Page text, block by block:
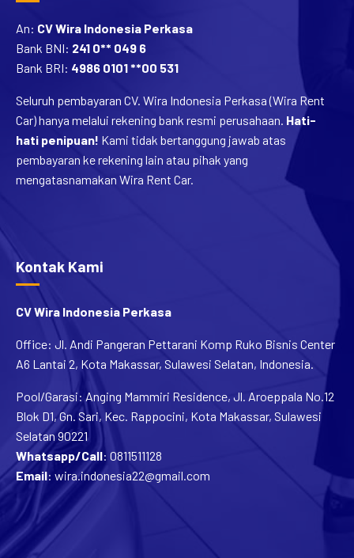
An: CV Wira Indonesia Perkasa
Bank BNI: 241 0** 049 6
Bank BRI: 4986 0101 **00 531
Seluruh pembayaran CV. Wira Indonesia Perkasa (Wira Rent
Car) hanya melalui rekening bank resmi perusahaan. Hati-
hati penipuan! Kami tidak bertanggung jawab atas
pembayaran ke rekening lain atau pihak yang
mengatasnamakan Wira Rent Car.
Kontak Kami
CV Wira Indonesia Perkasa
Office: Jl. Andi Pangeran Pettarani Komp Ruko Bisnis Center
A6 Lantai 2, Kota Makassar, Sulawesi Selatan, Indonesia.
Pool/Garasi: Anging Mammiri Residence, Jl. Aroeppala No.12
Blok D1, Gn. Sari, Kec. Rappocini, Kota Makassar, Sulawesi
Selatan 90221
Whatsapp/Call: 0811511128
Email: wira.indonesia22@gmail.com